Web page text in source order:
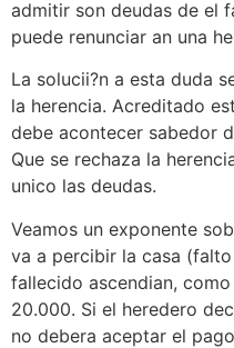
admitir son deudas de el
puede renunciar an una
La solucii?n a esta duda
la herencia. Acreditado
debe acontecer sabedor
Que se rechaza la
unico las deudas.
Veamos un exponente
va a percibir la casa
fallecido ascendian,
20.000. Si el heredero
no debera aceptar el